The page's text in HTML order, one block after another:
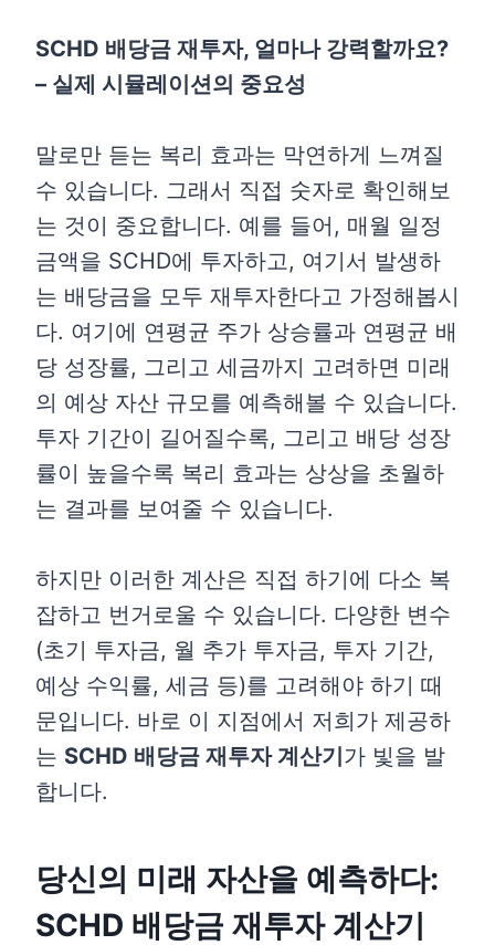
SCHD 배당금 재투자, 얼마나 강력할까요?
– 실제 시뮬레이션의 중요성
말로만 듣는 복리 효과는 막연하게 느껴질
수 있습니다. 그래서 직접 숫자로 확인해보
는 것이 중요합니다. 예를 들어, 매월 일정
금액을 SCHD에 투자하고, 여기서 발생하
는 배당금을 모두 재투자한다고 가정해봅시
다. 여기에 연평균 주가 상승률과 연평균 배
당 성장률, 그리고 세금까지 고려하면 미래
의 예상 자산 규모를 예측해볼 수 있습니다.
투자 기간이 길어질수록, 그리고 배당 성장
률이 높을수록 복리 효과는 상상을 초월하
는 결과를 보여줄 수 있습니다.
하지만 이러한 계산은 직접 하기에 다소 복
잡하고 번거로울 수 있습니다. 다양한 변수
(초기 투자금, 월 추가 투자금, 투자 기간,
예상 수익률, 세금 등)를 고려해야 하기 때
문입니다. 바로 이 지점에서 저희가 제공하
는 SCHD 배당금 재투자 계산기가 빛을 발
합니다.
당신의 미래 자산을 예측하다:
SCHD 배당금 재투자 계산기